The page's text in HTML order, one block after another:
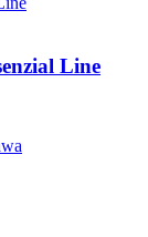
Line